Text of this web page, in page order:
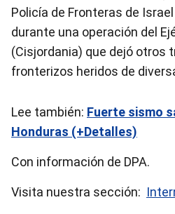
Policía de Fronteras de
durante una operación del
(Cisjordania) que dejó otros
fronterizos heridos de
Lee también: Fuerte sismo
Honduras (+Detalles)
Con información de DPA.
Visita nuestra sección: